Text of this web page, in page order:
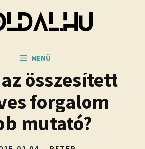
MENÜ
összesített
forgalom
mutató?